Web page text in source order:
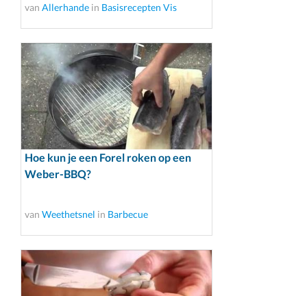
van Allerhande in Basisrecepten Vis
Hoe kun je een Forel roken op een
Weber-BBQ?
van Weethetsnel in Barbecue